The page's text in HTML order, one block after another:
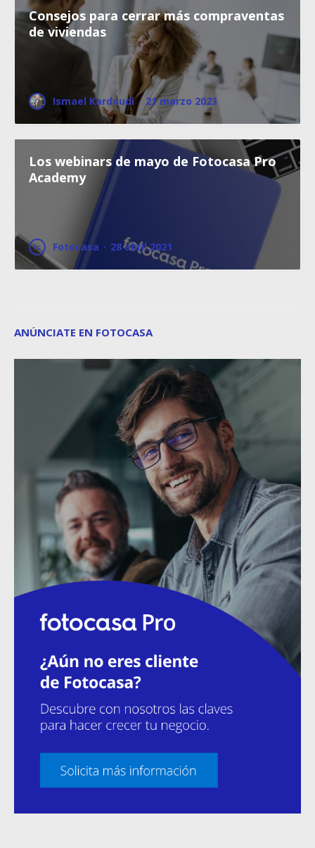
Consejos para cerrar más compraventas
de viviendas
Ismael Kardoudi · 21 marzo 2023
Los webinars de mayo de Fotocasa Pro
Academy
Fotocasa · 28 abril 2021
ANÚNCIATE EN FOTOCASA